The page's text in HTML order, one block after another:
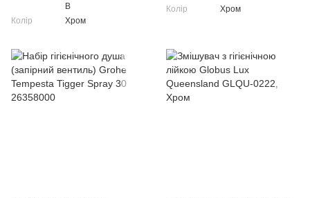
B
Колір
Хром
Колір
Хром